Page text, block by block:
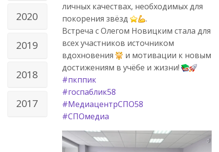
2020
2019
2018
2017
личных качествах, необходимых для
покорения звёзд
.
Встреча с Олегом Новицким стала для
всех участников источником
вдохновения
и мотивации к новым
достижениям в учёбе и жизни!
#пкппик
#госпаблик58
#МедиацентрСПО58
#СПОмедиа